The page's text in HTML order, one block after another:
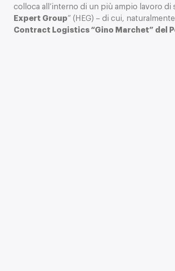
colloca all’interno di un più ampio lavoro
Expert Group” (HEG) – di cui,
Contract Logistics “Gino Marchet” del